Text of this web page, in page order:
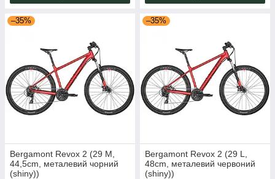
–35%
Bergamont Revox 2 (29 M,
44,5cm, металевий чорний
(shiny))
–35%
Bergamont Revox 2 (29 L,
48cm, металевий червоний
(shiny))